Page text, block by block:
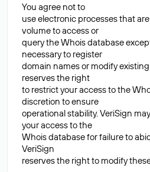
You agree not to
use electronic processes that
volume to access or
query the Whois database
necessary to register
domain names or modify
reserves the right
to restrict your access to the
discretion to ensure
operational stability. VeriSign
your access to the
Whois database for failure to
VeriSign
reserves the right to modify